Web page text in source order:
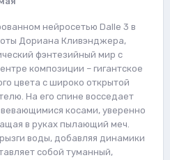
нейросетью Dalle 3 в
Дориана Кливэнджера,
фэнтезийный мир с
композиции – гигантское
цвета с широко открытой
На его спине восседает
косами, уверенно
в руках пылающий меч.
воды, добавляя динамики
собой туманный,